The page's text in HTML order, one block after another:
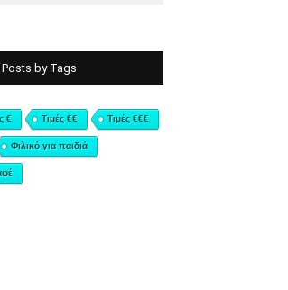
by Tags
€ Τιμές €€ Τιμές €€€
Φιλικό για παιδιά